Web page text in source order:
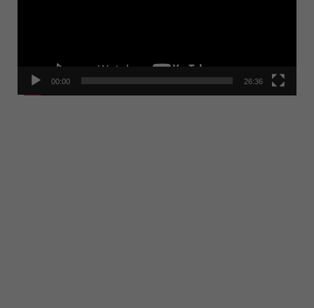
00:00 26:36